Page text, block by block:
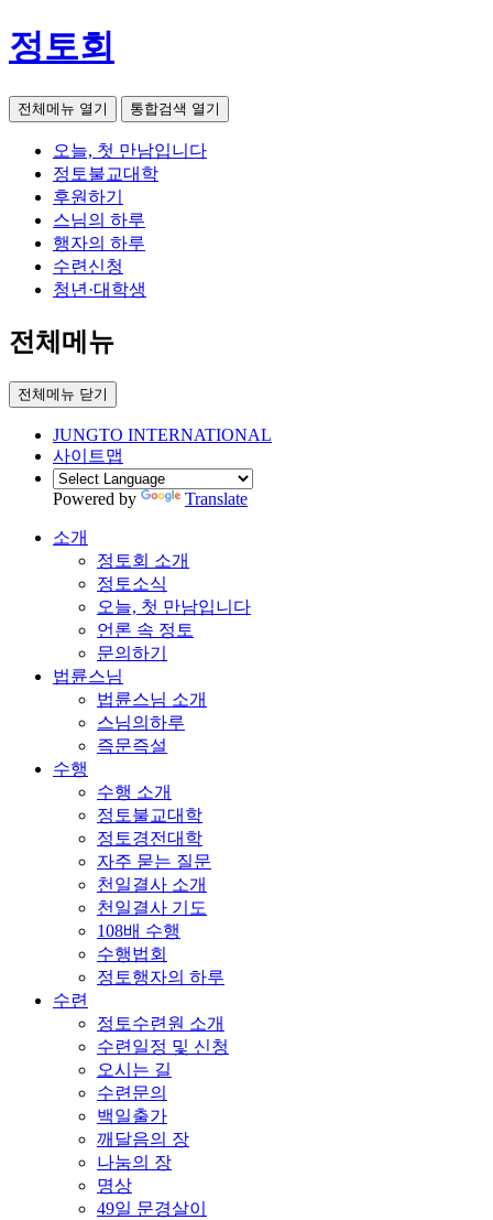
정토회
전체메뉴 열기 통합검색 열기
오늘, 첫 만남입니다
정토불교대학
후원하기
스님의 하루
행자의 하루
수련신청
청년·대학생
전체메뉴
전체메뉴 닫기
JUNGTO INTERNATIONAL
사이트맵
Powered by Translate
소개
정토회 소개
정토소식
오늘, 첫 만남입니다
언론 속 정토
문의하기
법륜스님
법륜스님 소개
스님의하루
즉문즉설
수행
수행 소개
정토불교대학
정토경전대학
자주 묻는 질문
천일결사 소개
천일결사 기도
108배 수행
수행법회
정토행자의 하루
수련
정토수련원 소개
수련일정 및 신청
오시는 길
수련문의
백일출가
깨달음의 장
나눔의 장
명상
49일 문경살이